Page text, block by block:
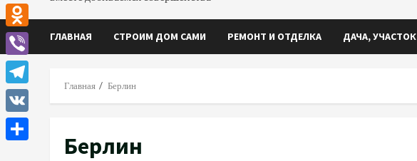
ГЛАВНАЯ СТРОИМ ДОМ САМИ РЕМОНТ И ОТДЕЛКА ДАЧА, УЧАСТОК
Главная Берлин
Берлин
WhatsApp
Odnoklassniki
Viber
Telegram
VK